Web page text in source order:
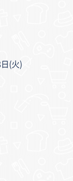
(火)